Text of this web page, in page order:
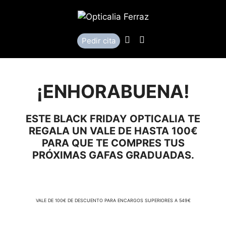
Pedir cita Llamar
¡ENHORABUENA!
ESTE BLACK FRIDAY OPTICALIA TE
REGALA UN VALE DE HASTA 100€
PARA QUE TE COMPRES TUS
PRÓXIMAS GAFAS GRADUADAS.
VALE DE 100€ DE DESCUENTO PARA ENCARGOS SUPERIORES A 549€